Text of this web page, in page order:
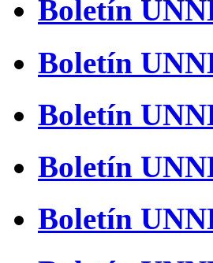
Boletín
Boletín
Boletín
Boletín
Boletín